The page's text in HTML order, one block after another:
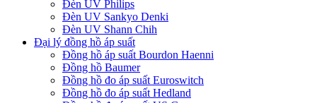
Đèn UV Philips
Đèn UV Sankyo Denki
Đèn UV Shann Chih
Đại lý đồng hồ áp suất
Đồng hồ áp suất Bourdon Haenni
Đồng hồ Baumer
Đồng hồ đo áp suất Euroswitch
Đồng hồ đo áp suất Hedland